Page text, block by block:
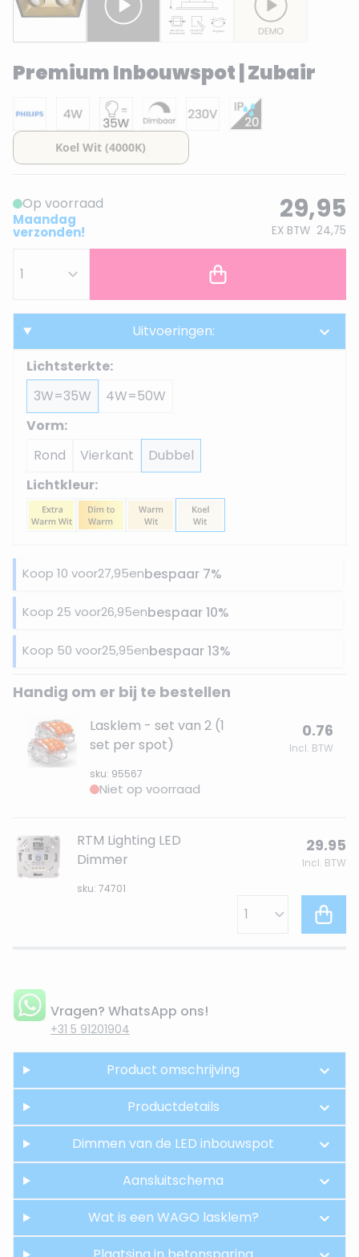
Premium Inbouwspot | Zubair
Op voorraad
Maandag
verzonden!
29,95
EX BTW 24,75
Uitvoeringen:
Lichtsterkte:
3W=35W
4W=50W
Vorm:
Rond
Vierkant
Dubbel
Lichtkleur:
Koop 10 voor27,95enbespaar 7%
Koop 25 voor26,95enbespaar10%
Koop 50 voor25,95enbespaar13%
Handig om er bij te bestellen
Lasklem - set van 2 (1
set per spot)
sku: 95567
0.76
Incl. BTW
Niet op voorraad
RTM Lighting LED
Dimmer
sku: 74701
29.95
Incl. BTW
Vragen? WhatsApp ons!
+31 5 91201904
Product omschrijving
Productdetails
Dimmen van de LED inbouwspot
Aansluitschema
Wat is een WAGO lasklem?